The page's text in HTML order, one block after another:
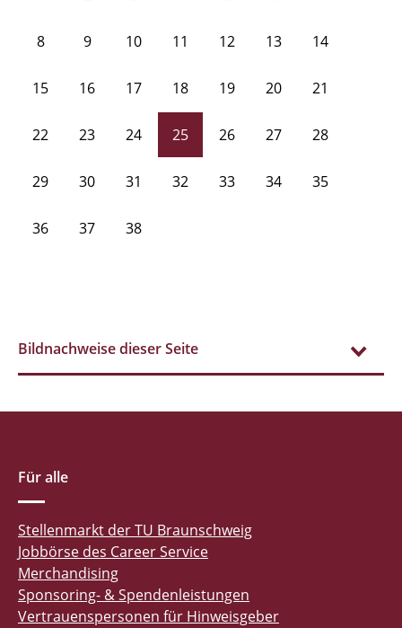
8 9 10 11 12 13 14
15 16 17 18 19 20 21
22 23 24 25 26 27 28
29 30 31 32 33 34 35
36 37 38
Bildnachweise dieser Seite
Für alle
Stellenmarkt der TU Braunschweig
Jobbörse des Career Service
Merchandising
Sponsoring- & Spendenleistungen
Vertrauenspersonen für Hinweisgeber